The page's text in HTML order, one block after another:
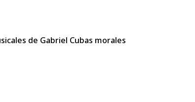
de Gabriel Cubas morales